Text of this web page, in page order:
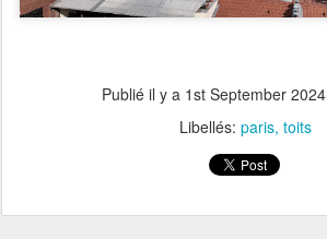
Publié il y a 1st September 2024
Libellés: paris toits